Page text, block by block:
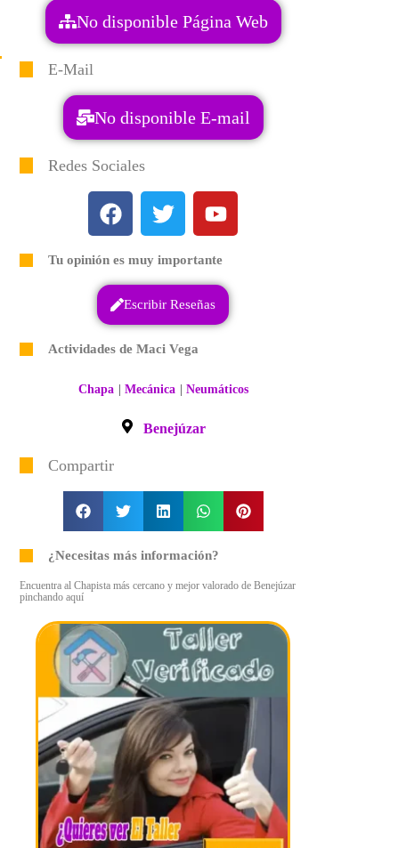
No disponible Página Web
E-Mail
No disponible E-mail
Redes Sociales
Tu opinión es muy importante
Escribir Reseñas
Actividades de Maci Vega
Chapa | Mecánica | Neumáticos
Benejúzar
Compartir
¿Necesitas más información?
Encuentra al Chapista más cercano y mejor valorado de Benejúzar
pinchando aquí